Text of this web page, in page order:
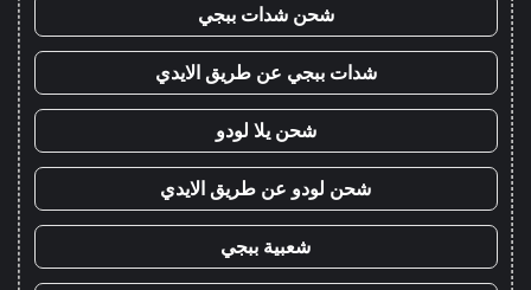
شحن شدات ببجي
شدات ببجي عن طريق الايدي
شحن يلا لودو
شحن لودو عن طريق الايدي
شعبية ببجي